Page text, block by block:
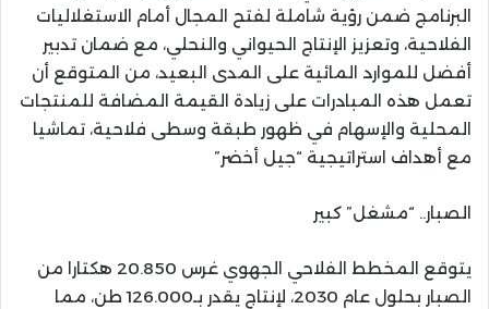
البرنامج ضمن رؤية شاملة لفتح المجال أمام الاستغلاليات
الفلاحية، وتعزيز الإنتاج الحيواني والنحلي، مع ضمان تدبير
أفضل للموارد المائية على المدى البعيد، من المتوقع أن
تعمل هذه المبادرات على زيادة القيمة المضافة للمنتجات
المحلية والإسهام في ظهور طبقة وسطى فلاحية، تماشيا
مع أهداف استراتيجية “جيل أخضر”
الصبار.. “مشغل” كبير
يتوقع المخطط الفلاحي الجهوي غرس 20.850 هكتارا من
الصبار بحلول عام 2030، لإنتاج يقدر بـ126.000 طن، مما